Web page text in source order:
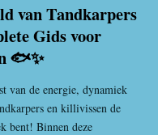
van Tandkarpers
Gids voor
🐟✨
van de energie, dynamiek
en killivissen de
bent! Binnen deze